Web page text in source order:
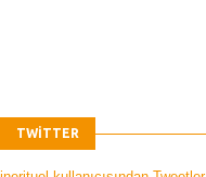
TWITTER